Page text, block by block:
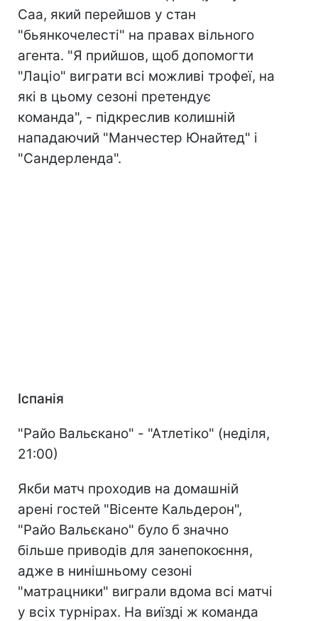
Саа, який перейшов у стан
"бьянкочелесті" на правах вільного
агента. "Я прийшов, щоб допомогти
"Лаціо" виграти всі можливі трофеї, на
які в цьому сезоні претендує
команда", - підкреслив колишній
нападаючий "Манчестер Юнайтед" і
"Сандерленда".
Іспанія
"Райо Вальєкано" - "Атлетіко" (неділя,
21:00)
Якби матч проходив на домашній
арені гостей "Вісенте Кальдерон",
"Райо Вальєкано" було б значно
більше приводів для занепокоєння,
адже в нинішньому сезоні
"матрацники" виграли вдома всі матчі
у всіх турнірах. На виїзді ж команда